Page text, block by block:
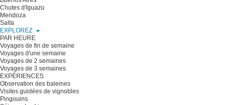
Chutes d'Iguazu
Mendoza
Salta
EXPLOREZ
PAR HEURE
Voyages de fin de semaine
Voyages d'une semaine
Voyages de 2 semaines
Voyages de 3 semaines
EXPÉRIENCES
Observation des baleines
Visites guidées de vignobles
Pingouins